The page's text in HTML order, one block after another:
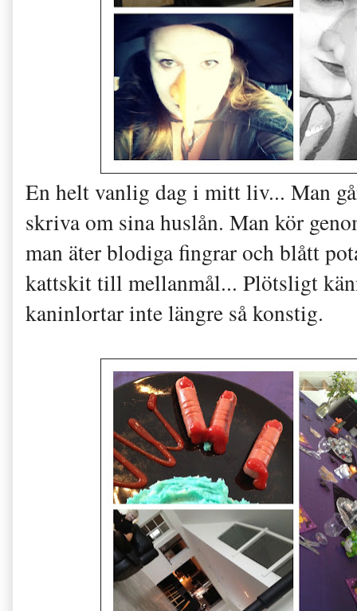
En helt vanlig dag i mitt liv... Man
skriva om sina huslån. Man kör
man äter blodiga fingrar och blått
kattskit till mellanmål... Plötsligt
kaninlortar inte längre så konstig.